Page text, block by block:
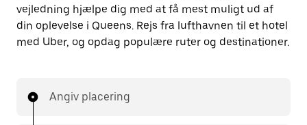
vejledning hjælpe dig med at få mest muligt ud af
din oplevelse i Queens. Rejs fra lufthavnen til et hotel
med Uber, og opdag populære ruter og destinationer.
Angiv placering